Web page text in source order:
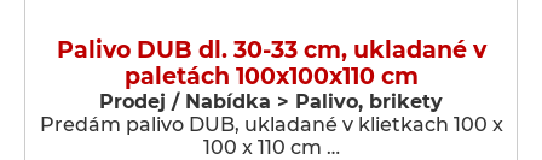
Palivo DUB dl. 30-33 cm, ukladané v
paletách 100x100x110 cm
Prodej / Nabídka > Palivo, brikety
Predám palivo DUB, ukladané v klietkach 100 x
100 x 110 cm …